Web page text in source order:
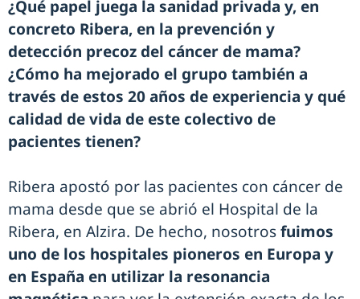
¿Qué papel juega la sanidad privada y, en
concreto Ribera, en la prevención y
detección precoz del cáncer de mama?
¿Cómo ha mejorado el grupo también a
través de estos 20 años de experiencia y qué
calidad de vida de este colectivo de
pacientes tienen?
Ribera apostó por las pacientes con cáncer de
mama desde que se abrió el Hospital de la
Ribera, en Alzira. De hecho, nosotrosfuimos
uno de los hospitales pioneros en Europa y
en España en utilizar la resonancia